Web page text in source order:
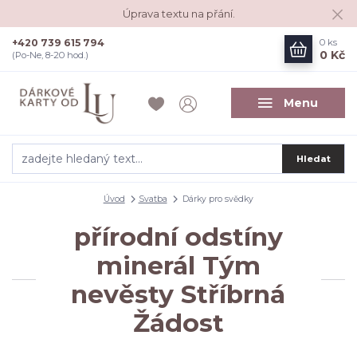
Úprava textu na přání.
Menu
Hledat
+420 739 615 794
(Po-Ne, 8-20 hod.)
0 ks
0 Kč
Úvod Svatba Dárky pro svědky
přírodní odstíny
minerál Tým
nevěsty Stříbrná
Žádost